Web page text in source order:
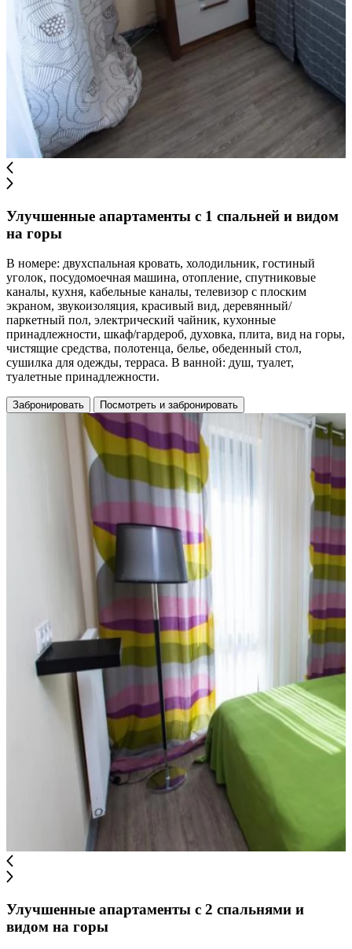
Улучшенные апартаменты с 1 спальней и видом
на горы
В номере: двухспальная кровать, холодильник, гостиный
уголок, посудомоечная машина, отопление, спутниковые
каналы, кухня, кабельные каналы, телевизор с плоским
экраном, звукоизоляция, красивый вид, деревянный/
паркетный пол, электрический чайник, кухонные
принадлежности, шкаф/гардероб, духовка, плита, вид на горы,
чистящие средства, полотенца, белье, обеденный стол,
сушилка для одежды, терраса. В ванной: душ, туалет,
туалетные принадлежности.
Забронировать Посмотреть и забронировать
Улучшенные апартаменты с 2 спальнями и
видом на горы